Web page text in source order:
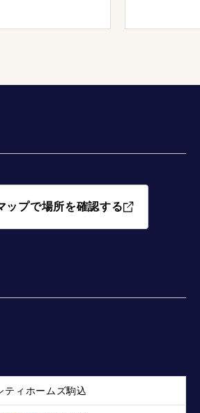
ップで場所を確認する
ティホームズ駒込